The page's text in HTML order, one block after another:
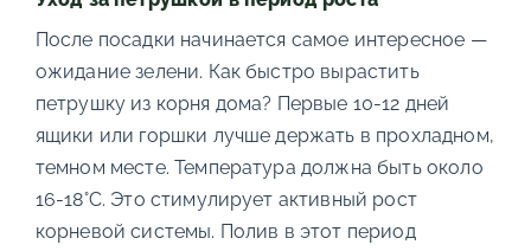
После посадки начинается самое интересное —
ожидание зелени. Как быстро вырастить
петрушку из корня дома? Первые 10-12 дней
ящики или горшки лучше держать в прохладном,
темном месте. Температура должна быть около
16-18°C. Это стимулирует активный рост
корневой системы. Полив в этот период